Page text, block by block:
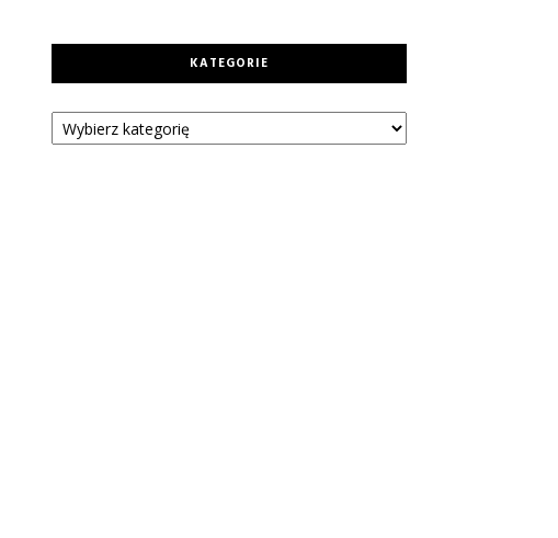
KATEGORIE
Kategorie